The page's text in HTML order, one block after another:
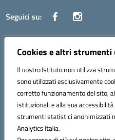
Cookies e altri
Il nostro Istituto non utilizza
sono utilizzati esclusivamente
corretto funzionamento del sito,
istituzionali e alla sua
strumenti statistici anonimizzati
Analytics Italia.
Seguici su:
Indirizzo:Corso Vittorio Emanuele,
Posta elettronica certificata (PEC):
Codice fiscale: 97308550827
Codice meccanografico: PAIS03600R
Hosting & Powered